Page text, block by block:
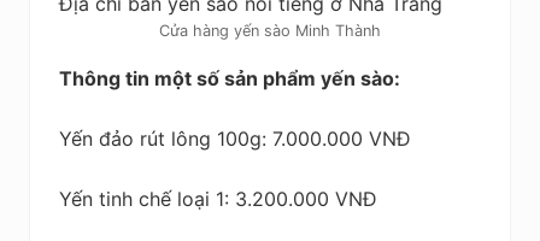
Cửa hàng yến sào Minh Thành
Thông tin một số sản phẩm yến sào:
Yến đảo rút lông 100g: 7.000.000 VNĐ
Yến tinh chế loại 1: 3.200.000 VNĐ